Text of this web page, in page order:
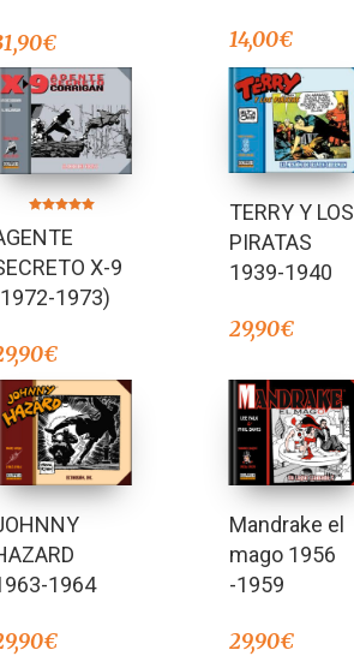
€ 14,00€
5.00
de 5
X-9
1973)
€
TERRY Y LOS
PIRATAS
1939-1940
29,90€
1964
€
Mandrake el
mago 1956
-1959
29,90€